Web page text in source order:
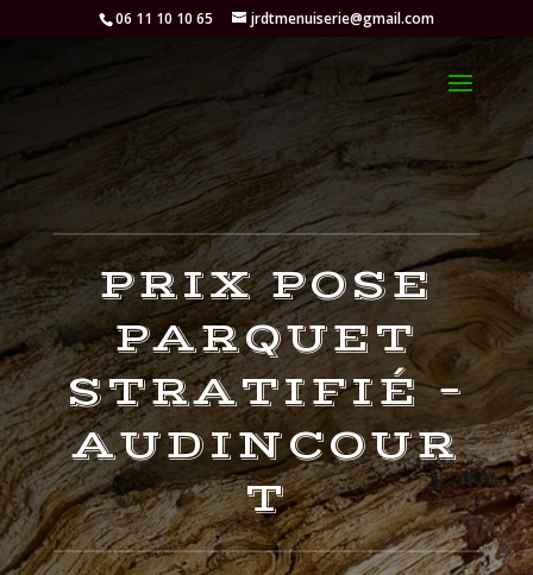
06 11 10 10 65 jrdtmenuiserie@gmail.com
PRIX POSE
PARQUET
STRATIFIÉ –
AUDINCOUR
T